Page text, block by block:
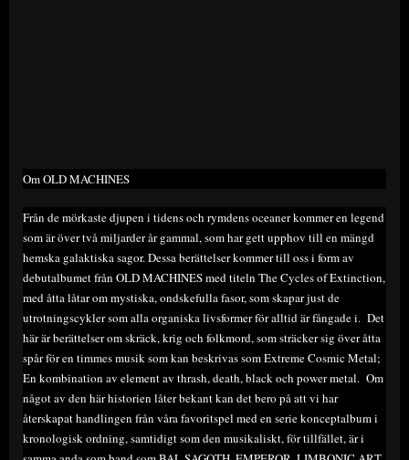
Om OLD MACHINES
Från de mörkaste djupen i tidens och rymdens oceaner kommer en legend
som är över två miljarder år gammal, som har gett upphov till en mängd
hemska galaktiska sagor. Dessa berättelser kommer till oss i form av
debutalbumet från OLD MACHINES med titeln The Cycles of Extinction,
med åtta låtar om mystiska, ondskefulla fasor, som skapar just de
utrotningscykler som alla organiska livsformer för alltid är fångade i. Det
här är berättelser om skräck, krig och folkmord, som sträcker sig över åtta
spår för en timmes musik som kan beskrivas som Extreme Cosmic Metal;
En kombination av element av thrash, death, black och power metal. Om
något av den här historien låter bekant kan det bero på att vi har
återskapat handlingen från våra favoritspel med en serie konceptalbum i
kronologisk ordning, samtidigt som den musikaliskt, för tillfället, är i